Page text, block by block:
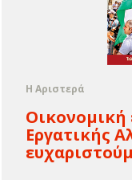
Η Αριστερά
Εργατικής